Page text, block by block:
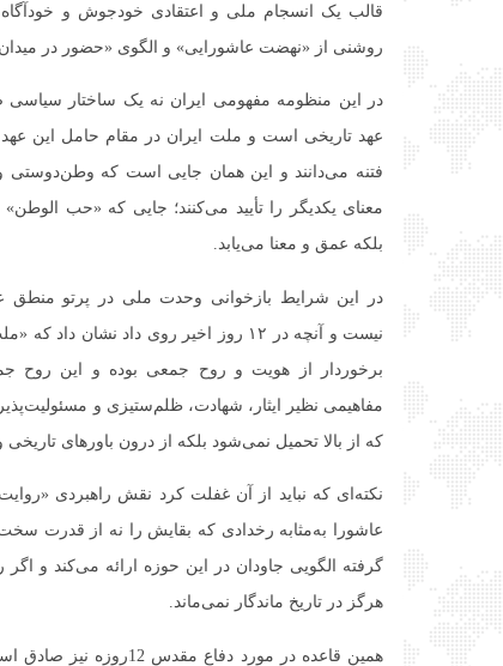
قالب یک انسجام ملی و اعتقادی خودجوش و خودآگاه
روشنی از «نهضت عاشورایی» و الگوی «حضور در
در این منظومه مفهومی ایران نه یک ساختار
عهد تاریخی است و ملت ایران در مقام حامل این
فتنه می‌دانند و این همان‌ جایی است که وطن‌دوستی
معنای یکدیگر را تأیید می‌کنند؛ جایی که «حب
بلکه عمق و معنا می‌یابد.
در این شرایط بازخوانی وحدت ملی در پرتو
نیست و آنچه در ۱۲ روز اخیر روی داد نشان
برخوردار از هویت و روح جمعی بوده و این روح
مفاهیمی نظیر ایثار، شهادت، ظلم‌ستیزی و
که از بالا تحمیل نمی‌شود بلکه از درون باورهای
نکته‌ای که نباید از آن غفلت کرد نقش راهبردی
عاشورا به‌مثابه رخدادی که بقایش را نه از قدرت
گرفته الگویی جاودان در این حوزه ارائه می‌کند و
هرگز در تاریخ ماندگار نمی‌ماند.
همین قاعده در مورد دفاع